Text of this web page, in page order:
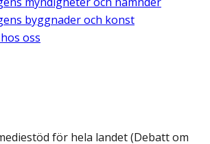
byggnader och konst
oss
för hela landet (Debatt om